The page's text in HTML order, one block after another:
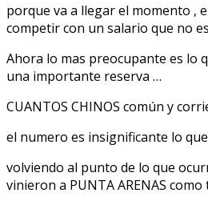
porque va a llegar el momento ,
competir con un salario que no
Ahora lo mas preocupante es lo
una importante reserva …
CUANTOS CHINOS común y
el numero es insignificante lo
volviendo al punto de lo que
vinieron a PUNTA ARENAS